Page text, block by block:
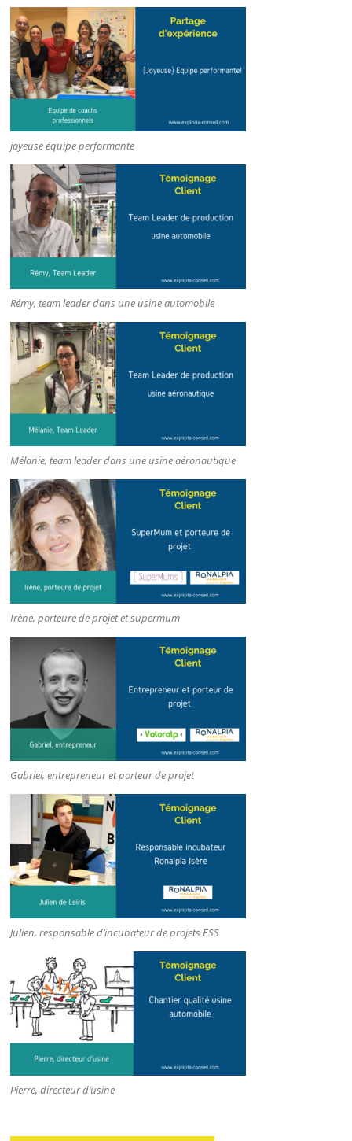
joyeuse équipe performante
Rémy, team leader dans une usine automobile
Mélanie, team leader dans une usine aéronautique
Irène, porteure de projet et supermum
Gabriel, entrepreneur et porteur de projet
Julien, responsable d’incubateur de projets ESS
Pierre, directeur d’usine